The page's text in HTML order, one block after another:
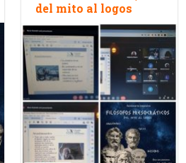
del mito al logos